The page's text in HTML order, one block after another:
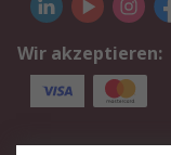
Wir akzeptieren: